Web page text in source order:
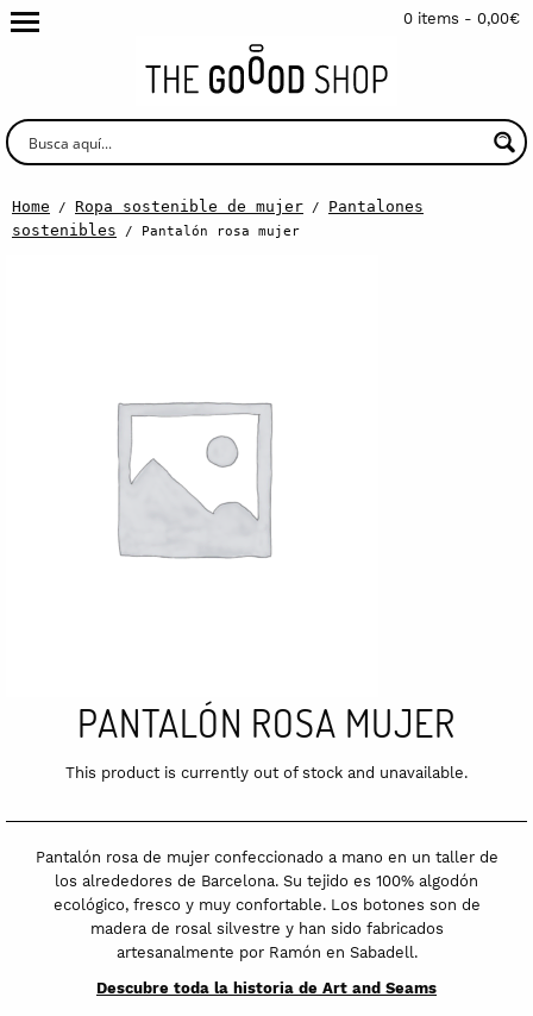
0 items - 0,00€
Home / Ropa sostenible de mujer / Pantalones
sostenibles / Pantalón rosa mujer
PANTALÓN ROSA MUJER
This product is currently out of stock and unavailable.
Pantalón rosa de mujer confeccionado a mano en un taller de
los alrededores de Barcelona. Su tejido es 100% algodón
ecológico, fresco y muy confortable. Los botones son de
madera de rosal silvestre y han sido fabricados
artesanalmente por Ramón en Sabadell.
Descubre toda la historia de Art and Seams